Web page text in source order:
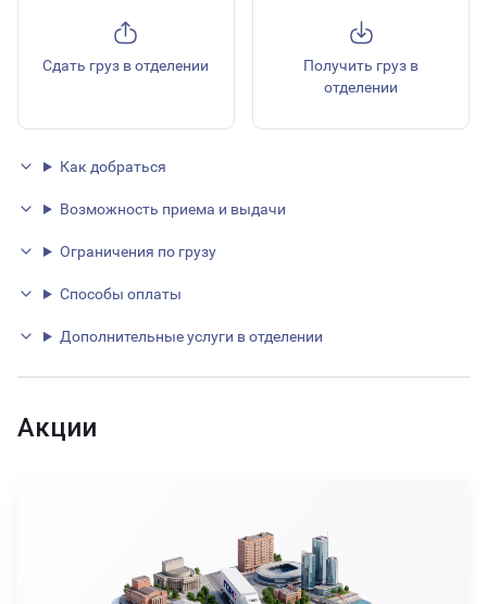
Сдать груз в отделении
Получить груз в
отделении
Как добраться
Возможность приема и выдачи
Ограничения по грузу
Способы оплаты
Дополнительные услуги в отделении
Акции